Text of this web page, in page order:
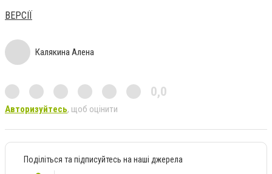
ВЕРСІЇ
Калякина Алена
0,0
Авторизуйтесь, щоб оцінити
Поділіться та підписуйтесь на наші джерела